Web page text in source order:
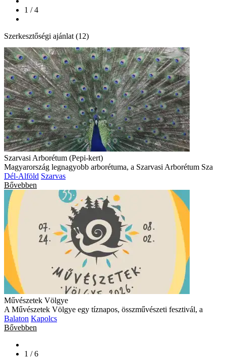
1 / 4
Szerkesztőségi ajánlat (12)
Szarvasi Arborétum (Pepi-kert)
Magyarország legnagyobb arborétuma, a Szarvasi Arborétum Sza
Dél-Alföld Szarvas
Bővebben
Művészetek Völgye
A Művészetek Völgye egy tíznapos, összművészeti fesztivál, a
Balaton Kapolcs
Bővebben
1 / 6